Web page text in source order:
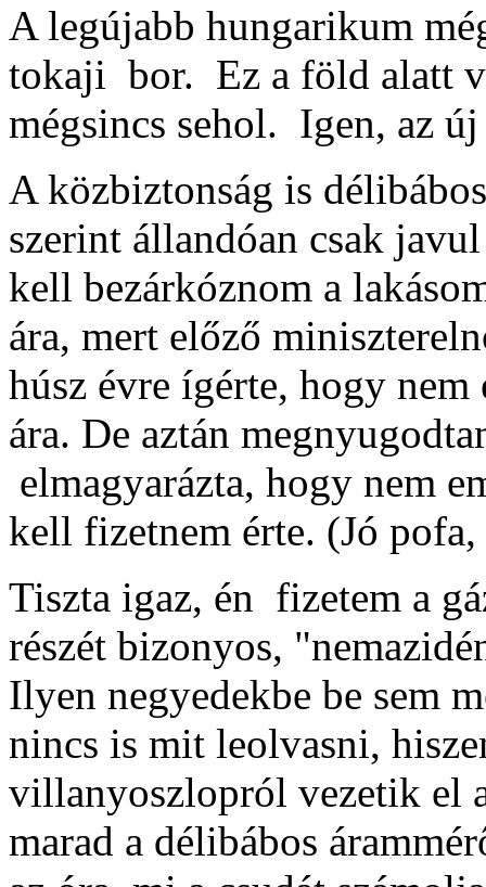
A legújabb hungarikum
tokaji bor. Ez a föld alatt
mégsincs sehol. Igen, az
A közbiztonság is
szerint állandóan csak
kell bezárkóznom a
ára, mert előző
húsz évre ígérte, hogy
ára. De aztán
elmagyarázta, hogy nem
kell fizetnem érte. (Jó pofa,
Tiszta igaz, én fizetem a
részét bizonyos,
Ilyen negyedekbe be sem
nincs is mit leolvasni,
villanyoszlopról vezetik el
marad a délibábos